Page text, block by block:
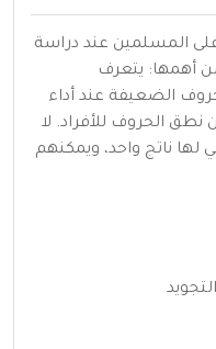
على المسلمين عند دراسة
أهمها: يتعرف
الضعيفة عند أداء
الحروف للأفراد. لا
لها ناتج واحد، ويمكنهم